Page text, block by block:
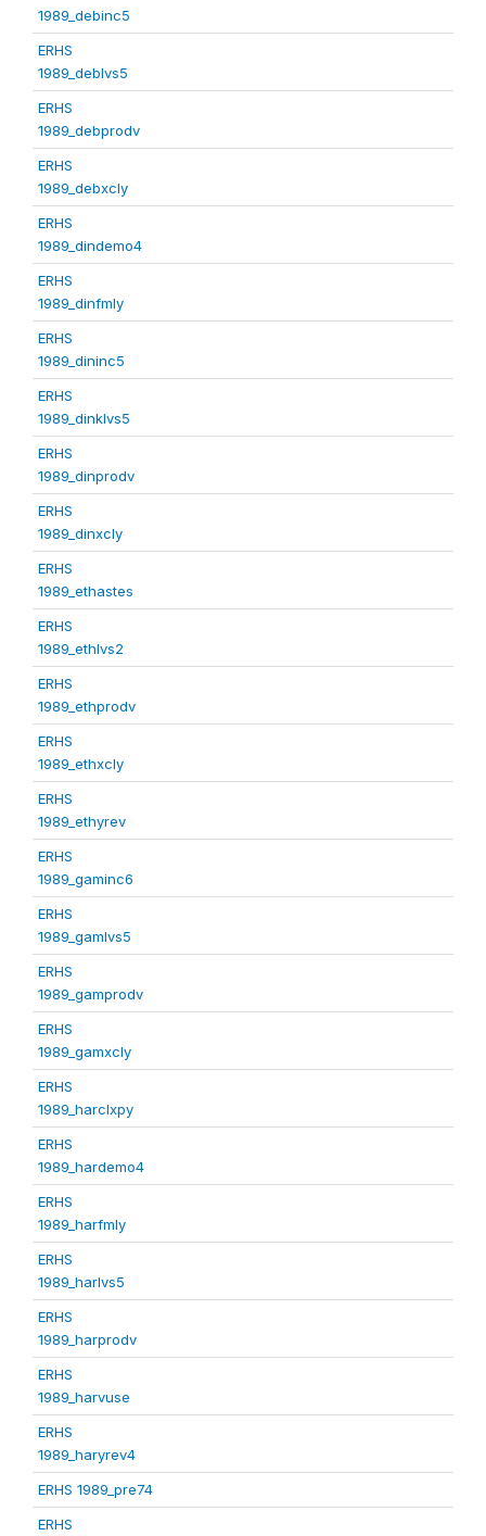
1989_debinc5
ERHS
1989_deblvs5
ERHS
1989_debprodv
ERHS
1989_debxcly
ERHS
1989_dindemo4
ERHS
1989_dinfmly
ERHS
1989_dininc5
ERHS
1989_dinklvs5
ERHS
1989_dinprodv
ERHS
1989_dinxcly
ERHS
1989_ethastes
ERHS
1989_ethlvs2
ERHS
1989_ethprodv
ERHS
1989_ethxcly
ERHS
1989_ethyrev
ERHS
1989_gaminc6
ERHS
1989_gamlvs5
ERHS
1989_gamprodv
ERHS
1989_gamxcly
ERHS
1989_harclxpy
ERHS
1989_hardemo4
ERHS
1989_harfmly
ERHS
1989_harlvs5
ERHS
1989_harprodv
ERHS
1989_harvuse
ERHS
1989_haryrev4
ERHS 1989_pre74
ERHS